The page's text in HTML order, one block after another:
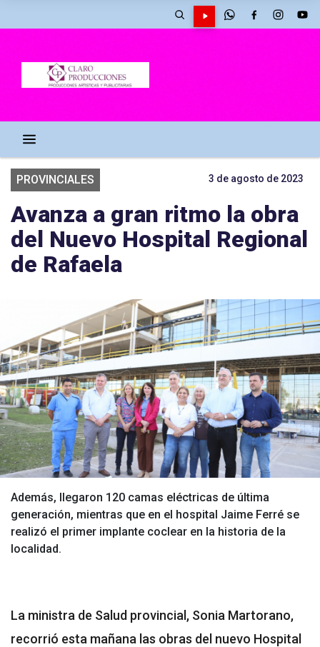
PROVINCIALES 3 de agosto de 2023
Avanza a gran ritmo la obra
del Nuevo Hospital Regional
de Rafaela
Además, llegaron 120 camas eléctricas de última
generación, mientras que en el hospital Jaime Ferré se
realizó el primer implante coclear en la historia de la
localidad.
La ministra de Salud provincial, Sonia Martorano,
recorrió esta mañana las obras del nuevo Hospital